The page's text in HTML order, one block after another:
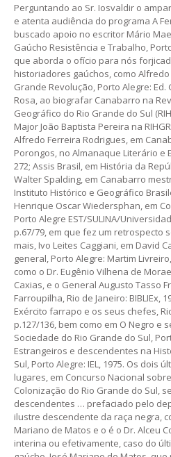
Perguntando ao Sr. Iosvaldir o
e atenta audiência do programa A
buscado apoio no escritor Mário
Gaúcho Resistência e Trabalho,
que aborda o ofício para nós
historiadores gaúchos, como
Grande Revolução, Porto Alegre: Ed.
Rosa, ao biografar Canabarro na
Geográfico do Rio Grande do Sul
Major João Baptista Pereira na
Alfredo Ferreira Rodrigues, em
Porongos, no Almanaque Literário e
272; Assis Brasil, em História da
Walter Spalding, em Canabarro
Instituto Histórico e Geográfico
Henrique Oscar Wiedersphan, em
Porto Alegre EST/SULINA/
p.67/79, em que fez um retrospecto
mais, Ivo Leites Caggiani, em David
general, Porto Alegre: Martim
como o Dr. Eugênio Vilhena de
Caxias, e o General Augusto Tasso
Farroupilha, Rio de Janeiro: BIBLIEx,
Exército farrapo e os seus chefes,
p.127/136, bem como em O Negro e
Sociedade do Rio Grande do Sul,
Estrangeiros e descendentes na
Sul, Porto Alegre: IEL, 1975. Os dois
lugares, em Concurso Nacional
Colonização do Rio Grande do Sul,
descendentes … prefaciado pelo
ilustre descendente da raça negra,
Mariano de Matos e o é o Dr. Alceu
interina ou efetivamente, caso do